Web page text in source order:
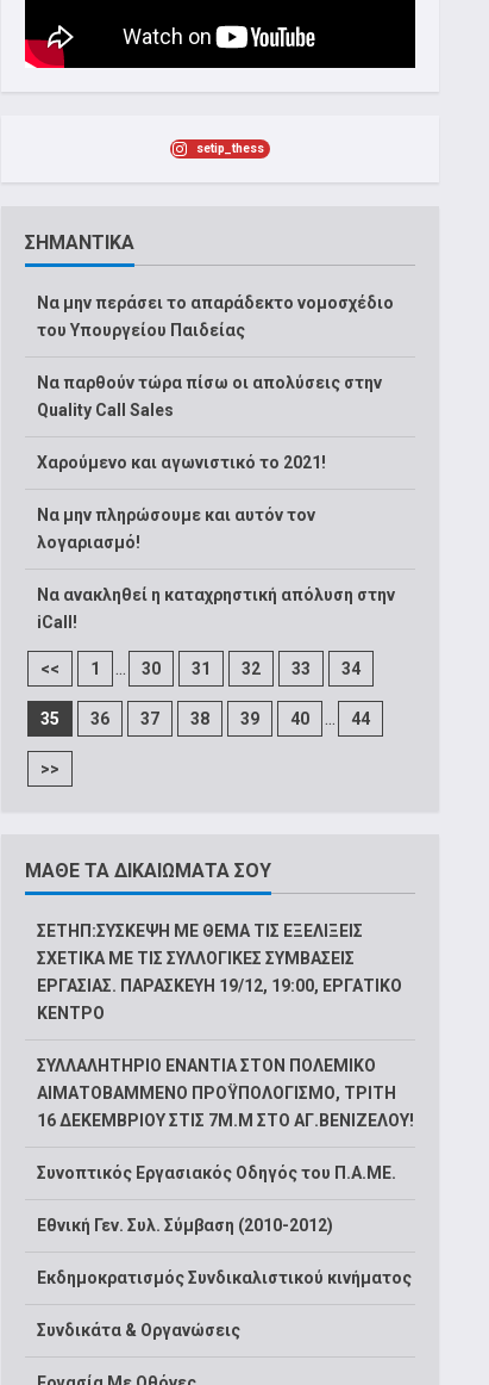
setip_thess
ΣΗΜΑΝΤΙΚΑ
Να μην περάσει το απαράδεκτο νομοσχέδιο
του Υπουργείου Παιδείας
Να παρθούν τώρα πίσω οι απολύσεις στην
Quality Call Sales
Χαρούμενο και αγωνιστικό το 2021!
Να μην πληρώσουμε και αυτόν τον
λογαριασμό!
Να ανακληθεί η καταχρηστική απόλυση στην
iCall!
<< 1 30 31 32 33 34
35 36 37 38 39 40 44
>>
ΜΑΘΕ ΤΑ ΔΙΚΑΙΩΜΑΤΑ ΣΟΥ
ΣΕΤΗΠ:ΣΥΣΚΕΨΗ ΜΕ ΘΕΜΑ ΤΙΣ ΕΞΕΛΙΞΕΙΣ
ΣΧΕΤΙΚΑ ΜΕ ΤΙΣ ΣΥΛΛΟΓΙΚΕΣ ΣΥΜΒΑΣΕΙΣ
ΕΡΓΑΣΙΑΣ. ΠΑΡΑΣΚΕΥΗ 19/12, 19:00, ΕΡΓΑΤΙΚΟ
ΚΕΝΤΡΟ
ΣΥΛΛΑΛΗΤΗΡΙΟ ΕΝΑΝΤΙΑ ΣΤΟΝ ΠΟΛΕΜΙΚΟ
ΑΙΜΑΤΟΒΑΜΜΕΝΟ ΠΡΟΫΠΟΛΟΓΙΣΜΟ, ΤΡΙΤΗ
16 ΔΕΚΕΜΒΡΙΟΥ ΣΤΙΣ 7Μ.Μ ΣΤΟ ΑΓ.ΒΕΝΙΖΕΛΟΥ!
Συνοπτικός Εργασιακός Οδηγός του Π.Α.ΜΕ.
Εθνική Γεν. Συλ. Σύμβαση (2010-2012)
Εκδημοκρατισμός Συνδικαλιστικού κινήματος
Συνδικάτα & Οργανώσεις